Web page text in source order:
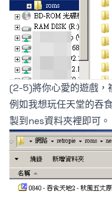
(2-5)將你心愛的遊戲，
例如我想玩任天堂的吞
製到nes資料夾裡即可。